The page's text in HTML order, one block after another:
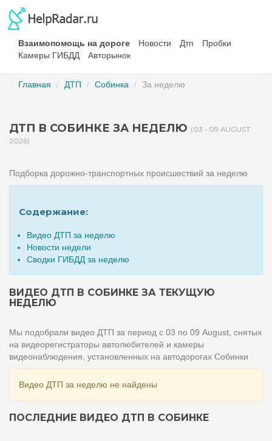
Взаимопомощь на дороге Новости Дтп
Пробки
Камеры ГИБДД
Авторынок
Главная ДТП Собинка За неделю
ДТП В СОБИНКЕ ЗА НЕДЕЛЮ (03 - 09 AUGUST
2026)
Подборка дорожно-транспортных происшествий за неделю
Содержание:
Видео ДТП за неделю
Новости недели
Сводки ГИБДД за неделю
ВИДЕО ДТП В СОБИНКЕ ЗА ТЕКУЩУЮ
НЕДЕЛЮ
Мы подобрали видео ДТП за период с 03 по 09 August, снятых
на видеорегистраторы автолюбителей и камеры
видеонаблюдения, установленных на автодорогах Собинки
Видео ДТП за неделю не найдены
ПОСЛЕДНИЕ ВИДЕО ДТП В СОБИНКЕ